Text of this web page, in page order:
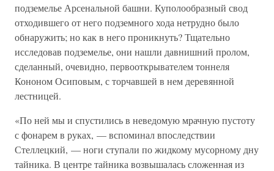
подземелье Арсенальной башни. Куполообразный свод
отходившего от него подземного хода нетрудно было
обнаружить; но как в него проникнуть? Тщательно
исследовав подземелье, они нашли давнишний пролом,
сделанный, очевидно, первооткрывателем тоннеля
Кононом Осиповым, с торчавшей в нем деревянной
лестницей.
«По ней мы и спустились в неведомую мрачную пустоту
с фонарем в руках, — вспоминал впоследствии
Стеллецкий, — ноги ступали по жидкому мусорному дну
тайника. В центре тайника возвышалась сложенная из